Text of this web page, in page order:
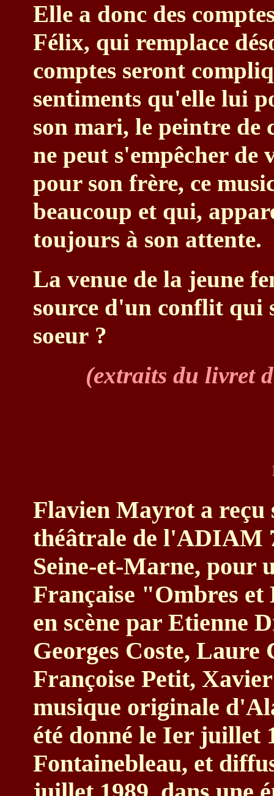
Elle a donc des
Félix, qui remplace
comptes seront
sentiments qu'elle lui
son mari, le peintre de
ne peut s'empêcher
pour son frère, ce
beaucoup et qui,
toujours à son attente.
La venue de la jeune
source d'un conflit qui
soeur ?
(extraits du livret
Flavien Mayrot a reçu
théâtrale de l'ADIAM
Seine-et-Marne, pour
Française "Ombres
en scène par Etienne
Georges Coste, Laure
Françoise Petit,
musique originale
été donné le Ier juillet
Fontainebleau, et